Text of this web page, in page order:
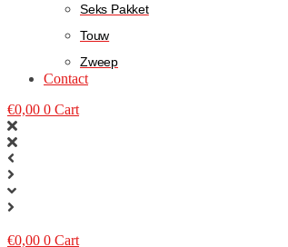
Seks Pakket
Touw
Zweep
Contact
€0,00 0 Cart
€0,00 0 Cart